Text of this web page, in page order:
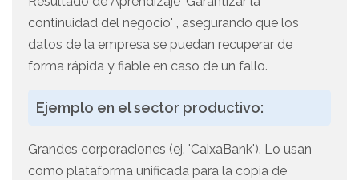
continuidad del negocio' , asegurando que los
datos de la empresa se puedan recuperar de
forma rápida y fiable en caso de un fallo.
Ejemplo en el sector productivo:
Grandes corporaciones (ej. 'CaixaBank'). Lo usan
como plataforma unificada para la copia de